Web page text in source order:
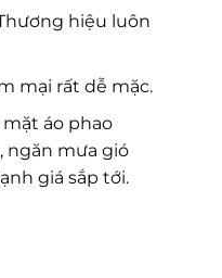
hiệu luôn
mại rất dễ mặc.
áo phao
ngăn mưa gió
giá sắp tới.